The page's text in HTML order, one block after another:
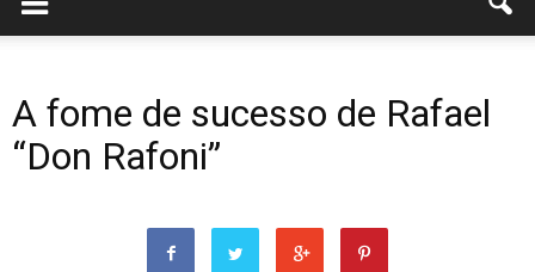
A fome de sucesso de Rafael
“Don Rafoni”